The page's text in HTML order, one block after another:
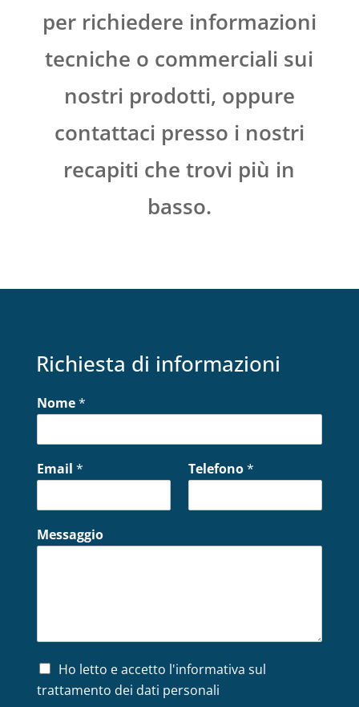
per richiedere informazioni
tecniche o commerciali sui
nostri prodotti, oppure
contattaci presso i nostri
recapiti che trovi più in
basso.
Richiesta di informazioni
Nome*
Email * Telefono*
Messaggio
P
i
Ho letto e accetto l'informativa sul
trattamento dei dati personali